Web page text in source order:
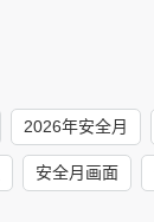
2026年安全月
安全月画面